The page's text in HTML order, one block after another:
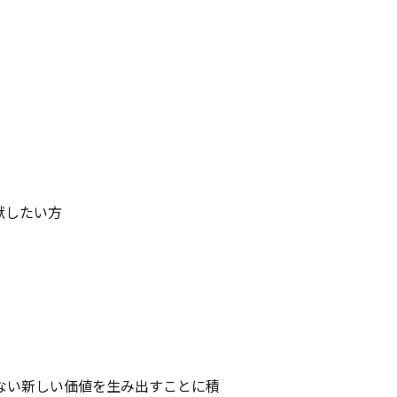
したい方
新しい価値を生み出すことに積